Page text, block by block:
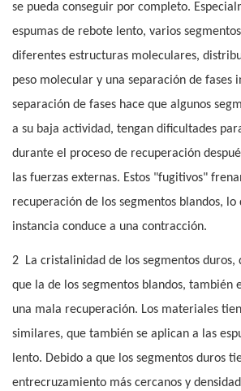
se pueda conseguir por completo.
espumas de rebote lento, varios
diferentes estructuras moleculares,
peso molecular y una separación de fases
separación de fases hace que algunos
a su baja actividad, tengan dificultades
durante el proceso de recuperación
las fuerzas externas. Estos "fugitivos"
recuperación de los segmentos blandos,
instancia conduce a una contracción.
2 La cristalinidad de los segmentos duros,
que la de los segmentos blandos, también
una mala recuperación. Los materiales
similares, que también se aplican a las
lento. Debido a que los segmentos duros
entrecruzamiento más cercanos y